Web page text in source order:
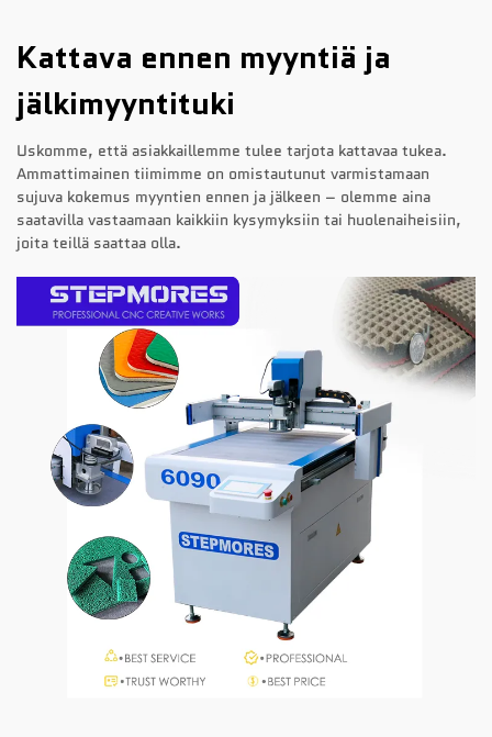
Kattava ennen myyntiä ja
jälkimyyntituki
Uskomme, että asiakkaillemme tulee tarjota kattavaa tukea.
Ammattimainen tiimimme on omistautunut varmistamaan
sujuva kokemus myyntien ennen ja jälkeen – olemme aina
saatavilla vastaamaan kaikkiin kysymyksiin tai huolenaiheisiin,
joita teillä saattaa olla.